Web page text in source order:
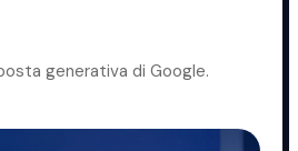
generativa di Google.